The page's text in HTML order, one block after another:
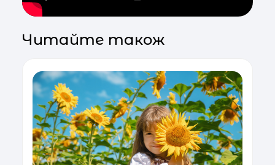
Читайте також